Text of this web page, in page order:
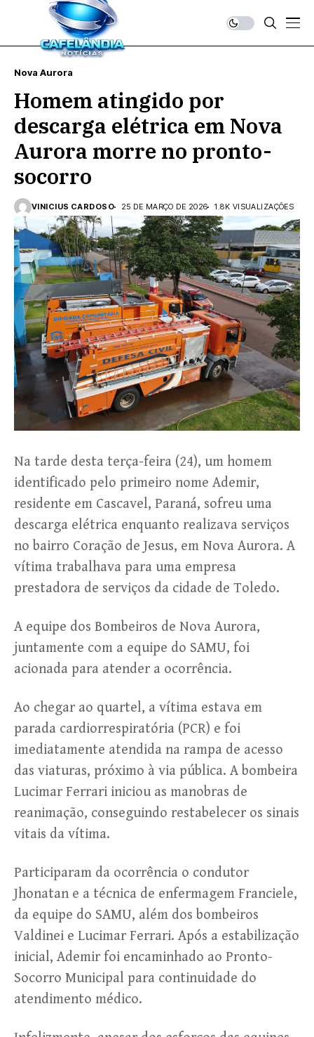
Nova Aurora
Homem atingido por
descarga elétrica em Nova
Aurora morre no pronto-
socorro
VINICIUS CARDOSO 25 DE MARÇO DE 2026 1.8K VISUALIZAÇÕES
Na tarde desta terça-feira (24), um homem
identificado pelo primeiro nome Ademir,
residente em Cascavel, Paraná, sofreu uma
descarga elétrica enquanto realizava serviços
no bairro Coração de Jesus, em Nova Aurora. A
vítima trabalhava para uma empresa
prestadora de serviços da cidade de Toledo.
A equipe dos Bombeiros de Nova Aurora,
juntamente com a equipe do SAMU, foi
acionada para atender a ocorrência.
Ao chegar ao quartel, a vítima estava em
parada cardiorrespiratória (PCR) e foi
imediatamente atendida na rampa de acesso
das viaturas, próximo à via pública. A bombeira
Lucimar Ferrari iniciou as manobras de
reanimação, conseguindo restabelecer os sinais
vitais da vítima.
Participaram da ocorrência o condutor
Jhonatan e a técnica de enfermagem Franciele,
da equipe do SAMU, além dos bombeiros
Valdinei e Lucimar Ferrari. Após a estabilização
inicial, Ademir foi encaminhado ao Pronto-
Socorro Municipal para continuidade do
atendimento médico.